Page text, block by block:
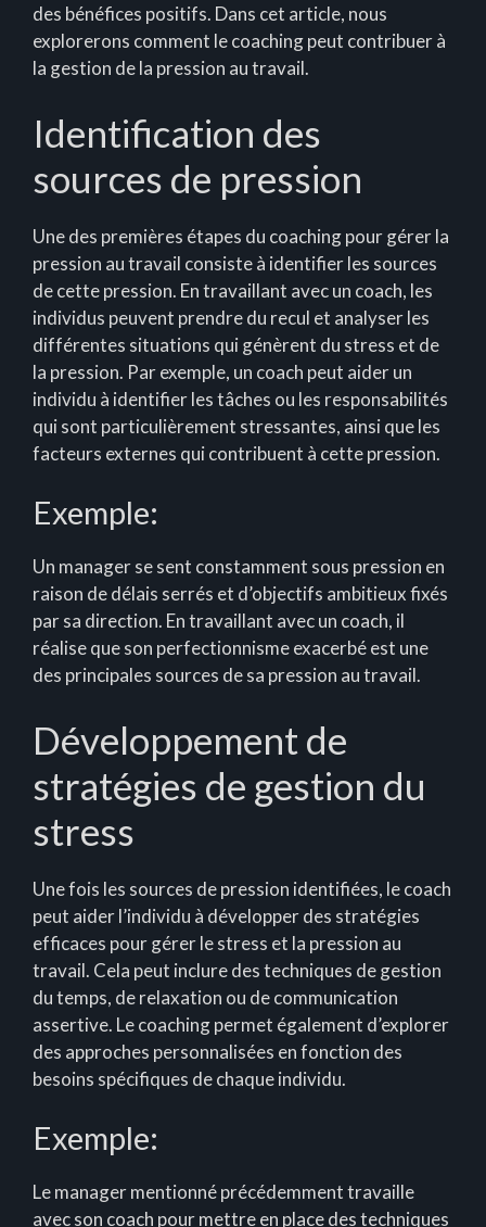
des bénéfices positifs. Dans cet article, nous
explorerons comment le coaching peut contribuer à
la gestion de la pression au travail.
Identification des
sources de pression
Une des premières étapes du coaching pour gérer la
pression au travail consiste à identifier les sources
de cette pression. En travaillant avec un coach, les
individus peuvent prendre du recul et analyser les
différentes situations qui génèrent du stress et de
la pression. Par exemple, un coach peut aider un
individu à identifier les tâches ou les responsabilités
qui sont particulièrement stressantes, ainsi que les
facteurs externes qui contribuent à cette pression.
Exemple:
Un manager se sent constamment sous pression en
raison de délais serrés et d’objectifs ambitieux fixés
par sa direction. En travaillant avec un coach, il
réalise que son perfectionnisme exacerbé est une
des principales sources de sa pression au travail.
Développement de
stratégies de gestion du
stress
Une fois les sources de pression identifiées, le coach
peut aider l’individu à développer des stratégies
efficaces pour gérer le stress et la pression au
travail. Cela peut inclure des techniques de gestion
du temps, de relaxation ou de communication
assertive. Le coaching permet également d’explorer
des approches personnalisées en fonction des
besoins spécifiques de chaque individu.
Exemple:
Le manager mentionné précédemment travaille
avec son coach pour mettre en place des techniques